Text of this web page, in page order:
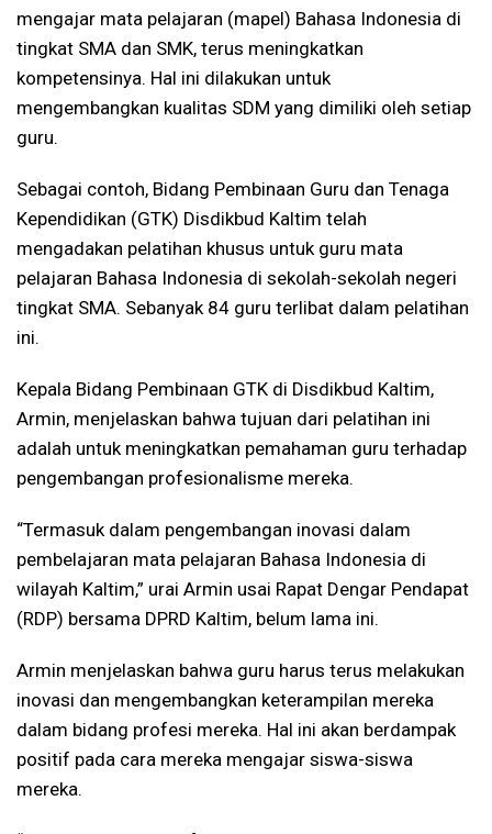
mengajar mata pelajaran (mapel) Bahasa Indonesia di
tingkat SMA dan SMK, terus meningkatkan
kompetensinya. Hal ini dilakukan untuk
mengembangkan kualitas SDM yang dimiliki oleh setiap
guru.
Sebagai contoh, Bidang Pembinaan Guru dan Tenaga
Kependidikan (GTK) Disdikbud Kaltim telah
mengadakan pelatihan khusus untuk guru mata
pelajaran Bahasa Indonesia di sekolah-sekolah negeri
tingkat SMA. Sebanyak 84 guru terlibat dalam pelatihan
ini.
Kepala Bidang Pembinaan GTK di Disdikbud Kaltim,
Armin, menjelaskan bahwa tujuan dari pelatihan ini
adalah untuk meningkatkan pemahaman guru terhadap
pengembangan profesionalisme mereka.
“Termasuk dalam pengembangan inovasi dalam
pembelajaran mata pelajaran Bahasa Indonesia di
wilayah Kaltim,” urai Armin usai Rapat Dengar Pendapat
(RDP) bersama DPRD Kaltim, belum lama ini.
Armin menjelaskan bahwa guru harus terus melakukan
inovasi dan mengembangkan keterampilan mereka
dalam bidang profesi mereka. Hal ini akan berdampak
positif pada cara mereka mengajar siswa-siswa
mereka.